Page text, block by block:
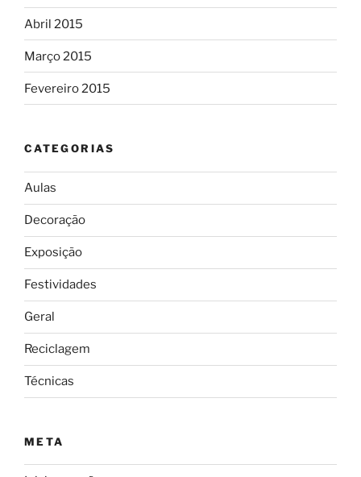
Abril 2015
Março 2015
Fevereiro 2015
CATEGORIAS
Aulas
Decoração
Exposição
Festividades
Geral
Reciclagem
Técnicas
META